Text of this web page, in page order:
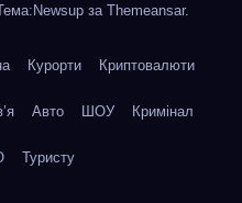
за Themeansar.
Курорти Криптовалюти
Авто ШОУ Кримінал
Туристу